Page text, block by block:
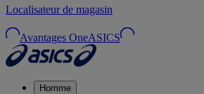
Localisateur de magasin
Avantages OneASICS
Homme